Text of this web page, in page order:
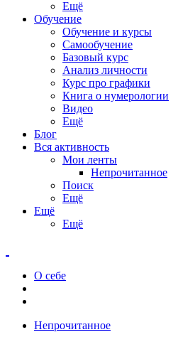
Ещё
Обучение
Обучение и курсы
Самообучение
Базовый курс
Анализ личности
Курс про графики
Книга о нумерологии
Видео
Ещё
Блог
Вся активность
Мои ленты
Непрочитанное
Поиск
Ещё
Ещё
Ещё
О себе
Непрочитанное